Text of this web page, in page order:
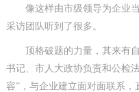
像这样由市级领导为企业当
采访团队听到了很多。
顶格破题的力量，其来有自
书记、市人大政协负责和公检
容”，与企业建立面对面联系